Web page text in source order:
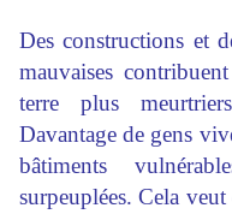
Des constructions et
mauvaises
terre plus
Davantage de gens
bâtiments
surpeuplées. Cela